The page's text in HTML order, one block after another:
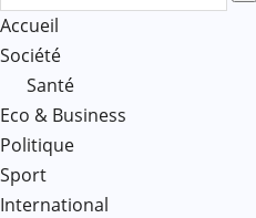
Accueil
Société
Santé
Eco & Business
Politique
Sport
International